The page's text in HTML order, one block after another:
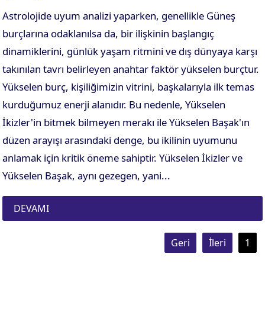
Astrolojide uyum analizi yaparken, genellikle Güneş
burçlarına odaklanılsa da, bir ilişkinin başlangıç
dinamiklerini, günlük yaşam ritmini ve dış dünyaya karşı
takınılan tavrı belirleyen anahtar faktör yükselen burçtur.
Yükselen burç, kişiliğimizin vitrini, başkalarıyla ilk temas
kurduğumuz enerji alanıdır. Bu nedenle, Yükselen
İkizler'in bitmek bilmeyen merakı ile Yükselen Başak'ın
düzen arayışı arasındaki denge, bu ikilinin uyumunu
anlamak için kritik öneme sahiptir. Yükselen İkizler ve
Yükselen Başak, aynı gezegen, yani...
DEVAMI
Geri İleri 1